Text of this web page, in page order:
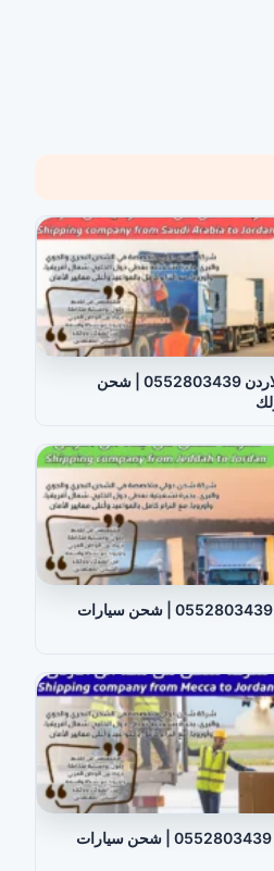
شركة شحن من السعودية الى الاردن 0552803439 | شحن
شركة شحن من جدة الى الاردن 0552803439 | شحن سيارات
شركة شحن من مكة الى الاردن 0552803439 | شحن سيارات